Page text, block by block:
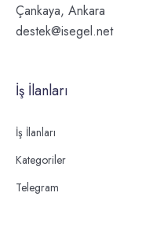
Çankaya, Ankara
destek@isegel.net
İş İlanları
İş İlanları
Kategoriler
Telegram